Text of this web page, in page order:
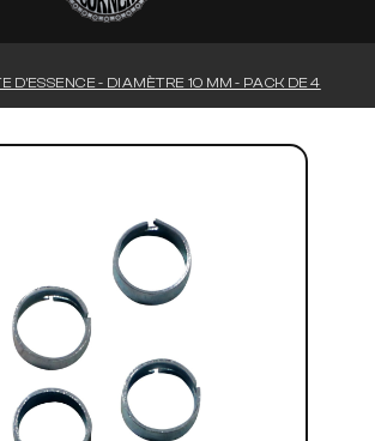
D'ESSENCE - DIAMÈTRE 10 MM - PACK DE 4